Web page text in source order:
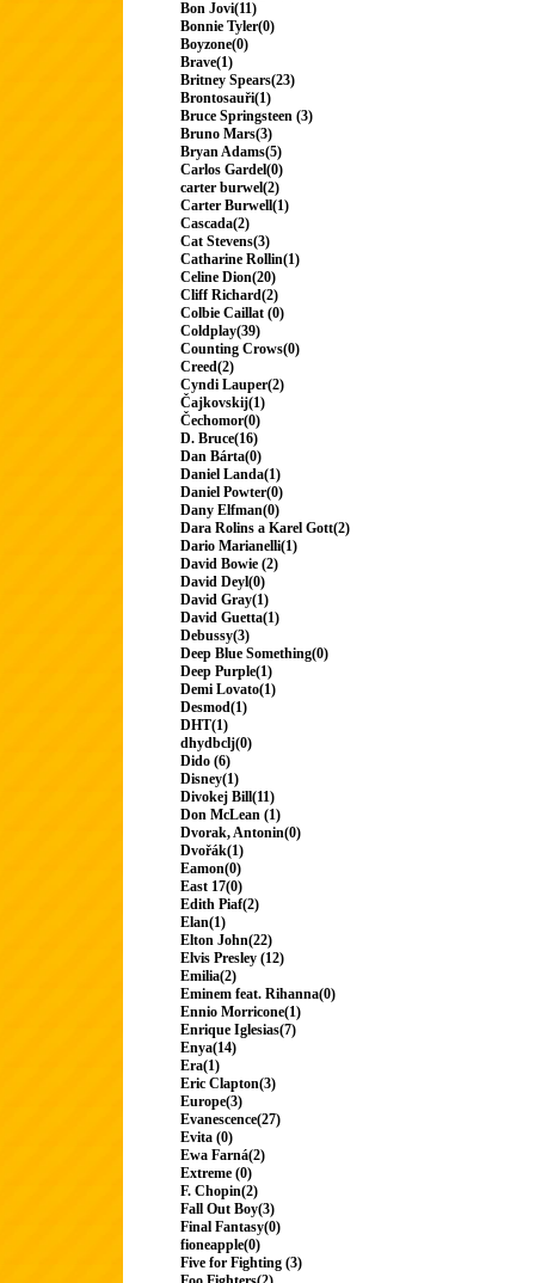
Bon Jovi(11)
Bonnie Tyler(0)
Boyzone(0)
Brave(1)
Britney Spears(23)
Brontosauři(1)
Bruce Springsteen (3)
Bruno Mars(3)
Bryan Adams(5)
Carlos Gardel(0)
carter burwel(2)
Carter Burwell(1)
Cascada(2)
Cat Stevens(3)
Catharine Rollin(1)
Celine Dion(20)
Cliff Richard(2)
Colbie Caillat (0)
Coldplay(39)
Counting Crows(0)
Creed(2)
Cyndi Lauper(2)
Čajkovskij(1)
Čechomor(0)
D. Bruce(16)
Dan Bárta(0)
Daniel Landa(1)
Daniel Powter(0)
Dany Elfman(0)
Dara Rolins a Karel Gott(2)
Dario Marianelli(1)
David Bowie (2)
David Deyl(0)
David Gray(1)
David Guetta(1)
Debussy(3)
Deep Blue Something(0)
Deep Purple(1)
Demi Lovato(1)
Desmod(1)
DHT(1)
dhydbclj(0)
Dido (6)
Disney(1)
Divokej Bill(11)
Don McLean (1)
Dvorak, Antonin(0)
Dvořák(1)
Eamon(0)
East 17(0)
Edith Piaf(2)
Elan(1)
Elton John(22)
Elvis Presley (12)
Emilia(2)
Eminem feat. Rihanna(0)
Ennio Morricone(1)
Enrique Iglesias(7)
Enya(14)
Era(1)
Eric Clapton(3)
Europe(3)
Evanescence(27)
Evita (0)
Ewa Farná(2)
Extreme (0)
F. Chopin(2)
Fall Out Boy(3)
Final Fantasy(0)
fioneapple(0)
Five for Fighting (3)